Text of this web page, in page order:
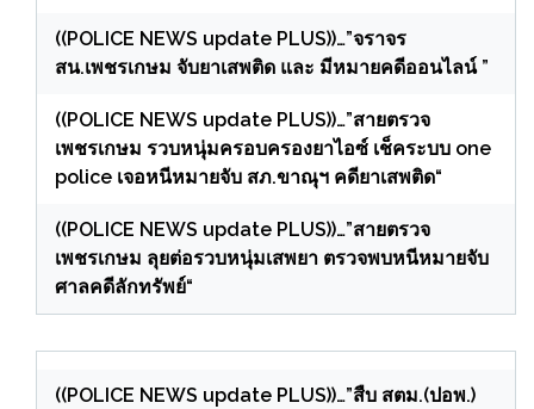
((POLICE NEWS update PLUS))…”จราจร
สน.เพชรเกษม จับยาเสพติด และ มีหมายคดีออนไลน์ ”
((POLICE NEWS update PLUS))…”สายตรวจ
เพชรเกษม รวบหนุ่มครอบครองยาไอซ์ เช็คระบบ one
police เจอหนีหมายจับ สภ.ขาณุฯ คดียาเสพติด“
((POLICE NEWS update PLUS))…”สายตรวจ
เพชรเกษม ลุยต่อรวบหนุ่มเสพยา ตรวจพบหนีหมายจับ
ศาลคดีลักทรัพย์“
((POLICE NEWS update PLUS))…”สืบ สตม.(ปอพ.)